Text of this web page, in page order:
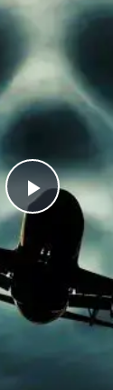
Play
Video